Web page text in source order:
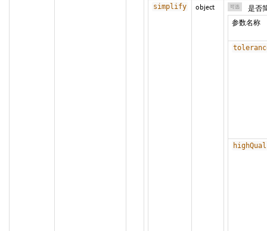
simplify object 可选
是否
参数名称